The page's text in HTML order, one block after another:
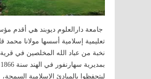
جامعة دارالعلوم ديوبند هي أقدم
تعليمية إسلامية أسسها مولانا محمد
نخبة من عباد الله المخلصين في قرية
ليتحفظوا بالمبادئ الإسلامية السمحة،